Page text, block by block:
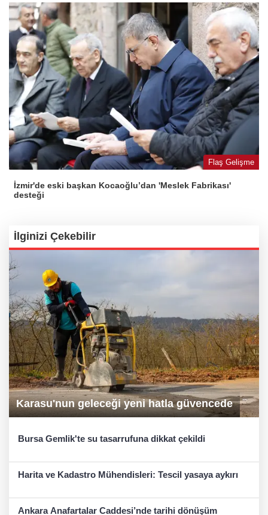
Flaş Gelişme
İzmir'de eski başkan Kocaoğlu’dan 'Meslek Fabrikası'
desteği
İlginizi Çekebilir
Karasu'nun geleceği yeni hatla güvencede
Bursa Gemlik'te su tasarrufuna dikkat çekildi
Harita ve Kadastro Mühendisleri: Tescil yasaya aykırı
Ankara Anafartalar Caddesi’nde tarihi dönüşüm